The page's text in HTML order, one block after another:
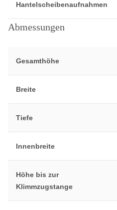
Hantelscheibenaufnahmen
Abmessungen
Gesamthöhe
Breite
Tiefe
Innenbreite
Höhe bis zur
Klimmzugstange